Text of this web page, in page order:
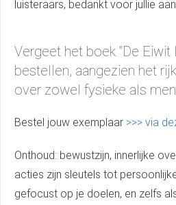
luisteraars, bedankt voor jullie
Vergeet het boek "De Eiwit
bestellen, aangezien het
over zowel fysieke als
Bestel jouw exemplaar >>> via
Onthoud: bewustzijn, innerlijke
acties zijn sleutels tot
gefocust op je doelen, en zelfs